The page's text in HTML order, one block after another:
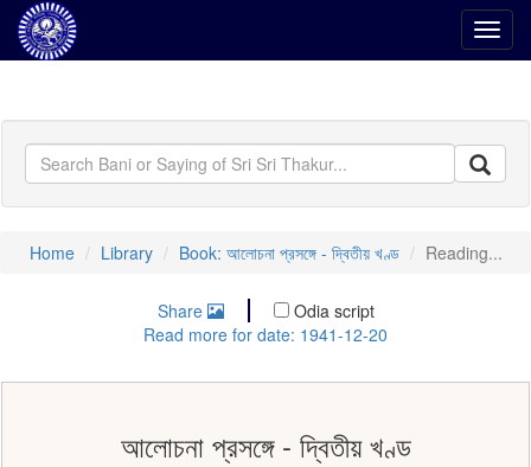
Home Library Book: আলোচনা প্রসঙ্গে - দ্বিতীয় খণ্ড Reading...
Share
Odia script
Read more for date: 1941-12-20
আলোচনা প্রসঙ্গে - দ্বিতীয় খণ্ড